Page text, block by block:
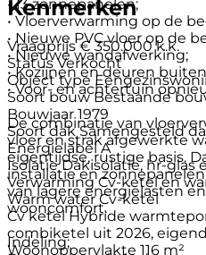
• 13 zonnepanelen;
• Vloerverwarming op de
• Nieuwe PVC vloer op de
• Nieuwe wandafwerking;
• Kozijnen en deuren
• Voor- en achtertuin
De combinatie van
vloer en strak afgewerkte
eigentijdse, rustige basis.
installatie en
van lagere energielasten
wooncomfort.
Indeling;
Kenmerken
Vraagprijs € 350.000 k.k.
Status Verkocht
Object type
Soort bouw Bestaande
Bouwjaar 1979
Soort dak Samengesteld
Energielabel A
Isolatie Dakisolatie, hr-glas
Verwarming Cv-ketel en
Warm water Cv-ketel
Cv ketel Hybride
combiketel uit 2026,
Woonoppervlakte 116 m²